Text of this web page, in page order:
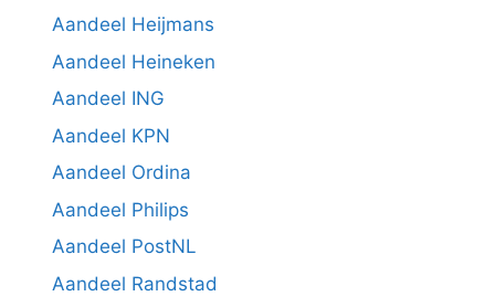
Aandeel Heijmans
Aandeel Heineken
Aandeel ING
Aandeel KPN
Aandeel Ordina
Aandeel Philips
Aandeel PostNL
Aandeel Randstad